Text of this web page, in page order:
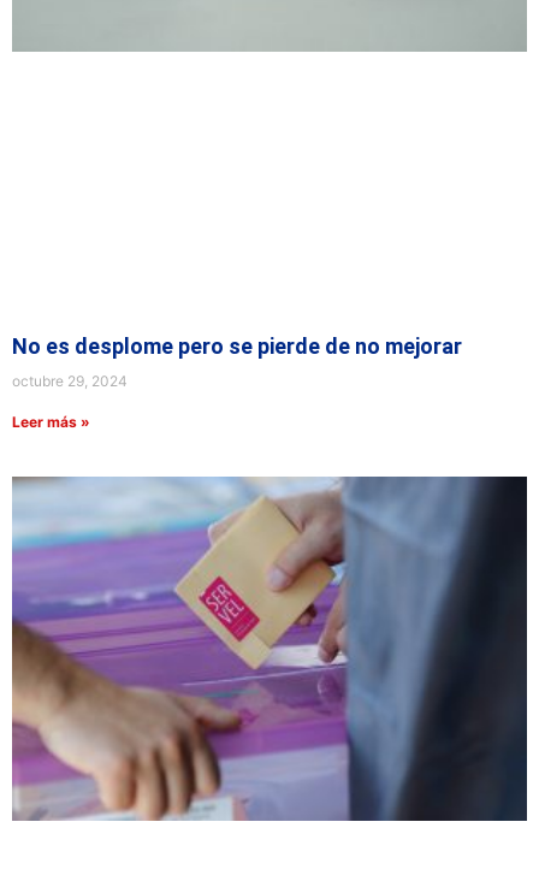
No es desplome pero se pierde de no mejorar
octubre 29, 2024
Leer más »